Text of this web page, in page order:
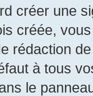
créer une
créée,
rédaction
à tous
le